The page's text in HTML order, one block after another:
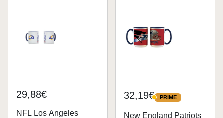
29,88€
NFL Los Angeles
32,19€ PRIME
PRIME
New England Patriots